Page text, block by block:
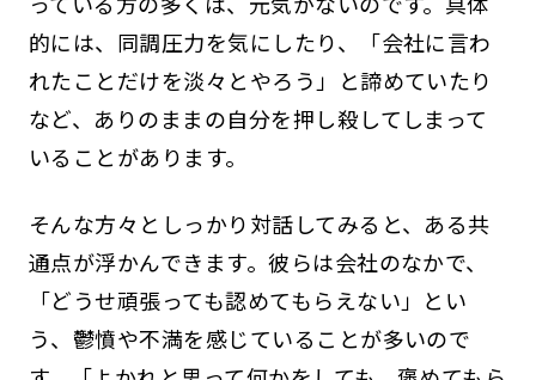
的には、同調圧力を気にしたり、「会社に言わ
れたことだけを淡々とやろう」と諦めていたり
など、ありのままの自分を押し殺してしまって
いることがあります。
そんな方々としっかり対話してみると、ある共
通点が浮かんできます。彼らは会社のなかで、
「どうせ頑張っても認めてもらえない」とい
う、鬱憤や不満を感じていることが多いので